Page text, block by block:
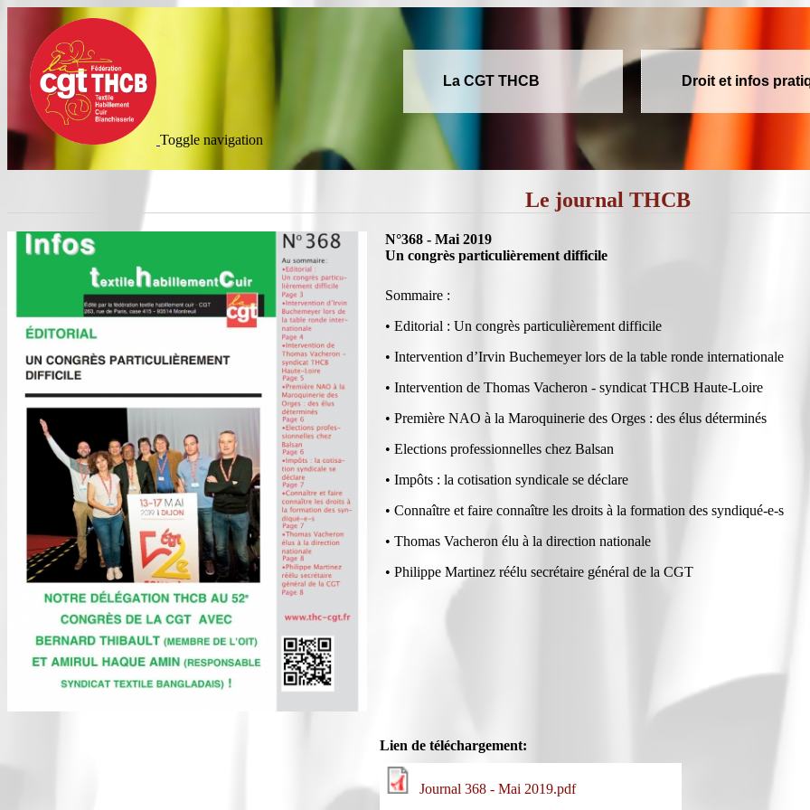
Aller au contenu principal
Toggle navigation
La CGT THCB Droit et infos
Le journal THCB
N°368 - Mai 2019
Un congrès particulièrement difficile
Sommaire :
• Editorial : Un congrès particulièrement difficile
• Intervention d’Irvin Buchemeyer lors de la table ronde internationale
• Intervention de Thomas Vacheron - syndicat THCB Haute-Loire
• Première NAO à la Maroquinerie des Orges : des élus déterminés
• Elections professionnelles chez Balsan
• Impôts : la cotisation syndicale se déclare
• Connaître et faire connaître les droits à la formation des syndiqué-e-s
• Thomas Vacheron élu à la direction nationale
• Philippe Martinez réélu secrétaire général de la CGT
Lien de téléchargement:
Journal 368 - Mai 2019.pdf